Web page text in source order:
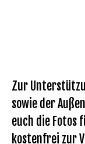
Zur
sowie der
euch die Fotos
kostenfrei zur